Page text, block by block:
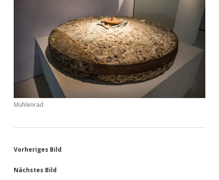
Mühlenrad
Vorheriges Bild
Nächstes Bild